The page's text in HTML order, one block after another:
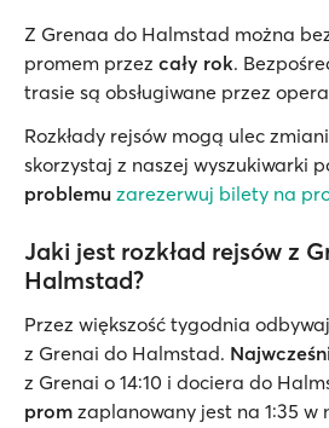
Z Grenaa do Halmstad można
promem przez cały rok.
trasie są obsługiwane przez
Rozkłady rejsów mogą ulec
skorzystaj z naszej wyszukiwarki
problemu zarezerwuj bilety na
Jaki jest rozkład rejsów z
Halmstad?
Przez większość tygodnia
z Grenai do Halmstad.
z Grenai o 14:10 i dociera do
prom zaplanowany jest na 1:35 w